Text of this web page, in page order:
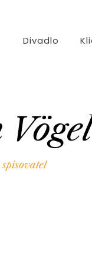
Divadlo
Vögel
spisovatel